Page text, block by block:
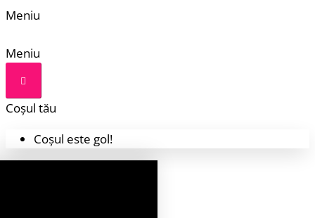
Meniu
Meniu
Coșul tău
Coșul este gol!